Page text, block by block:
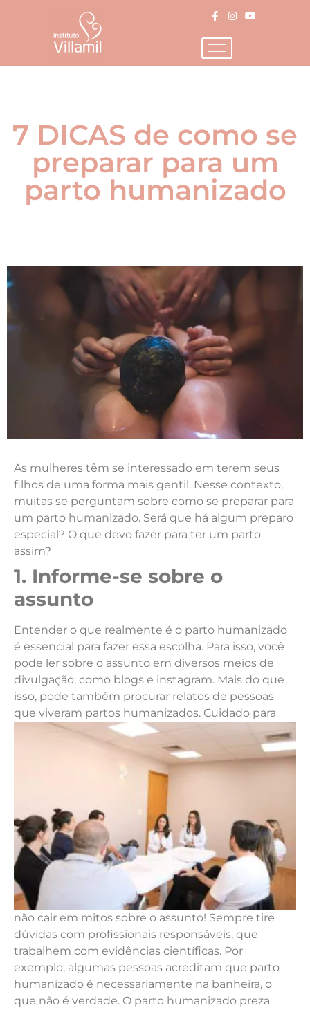
7 DICAS de como se
preparar para um
parto humanizado
As mulheres têm se interessado em terem seus
filhos de uma forma mais gentil. Nesse contexto,
muitas se perguntam sobre como se preparar para
um parto humanizado. Será que há algum preparo
especial? O que devo fazer para ter um parto
assim?
1. Informe-se sobre o
assunto
Entender o que realmente é o parto humanizado
é essencial para fazer essa escolha. Para isso, você
pode ler sobre o assunto em diversos meios de
divulgação, como blogs e instagram. Mais do que
isso, pode também procurar relatos de pessoas
que viveram partos humanizados. Cuidado para
não cair em mitos sobre o assunto! Sempre tire
dúvidas com profissionais responsáveis, que
trabalhem com evidências científicas. Por
exemplo, algumas pessoas acreditam que parto
humanizado é necessariamente na banheira, o
que não é verdade. O parto humanizado preza